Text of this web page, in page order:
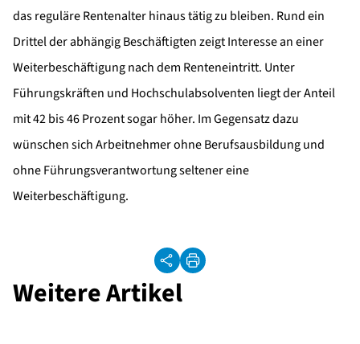
das reguläre Rentenalter hinaus tätig zu bleiben. Rund ein
Drittel der abhängig Beschäftigten zeigt Interesse an einer
Weiterbeschäftigung nach dem Renteneintritt. Unter
Führungskräften und Hochschulabsolventen liegt der Anteil
mit 42 bis 46 Prozent sogar höher. Im Gegensatz dazu
wünschen sich Arbeitnehmer ohne Berufsausbildung und
ohne Führungsverantwortung seltener eine
Weiterbeschäftigung.
Weitere Artikel